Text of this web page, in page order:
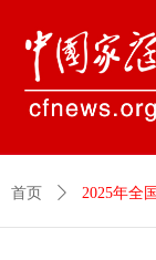
首页 ꄲ 2025年全